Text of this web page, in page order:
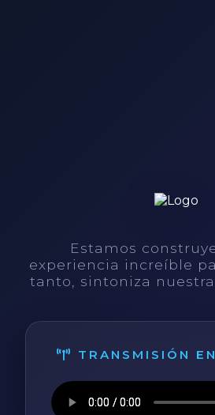
Estamos
experiencia increíble
tanto, sintoniza nuestra
TRANSMISIÓN